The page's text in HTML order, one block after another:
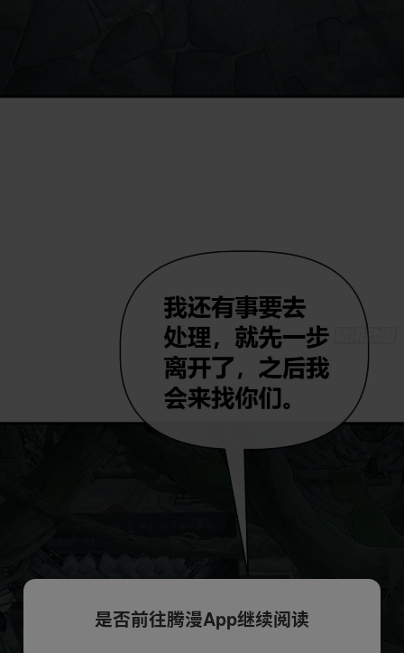
是否前往腾漫App继续阅读